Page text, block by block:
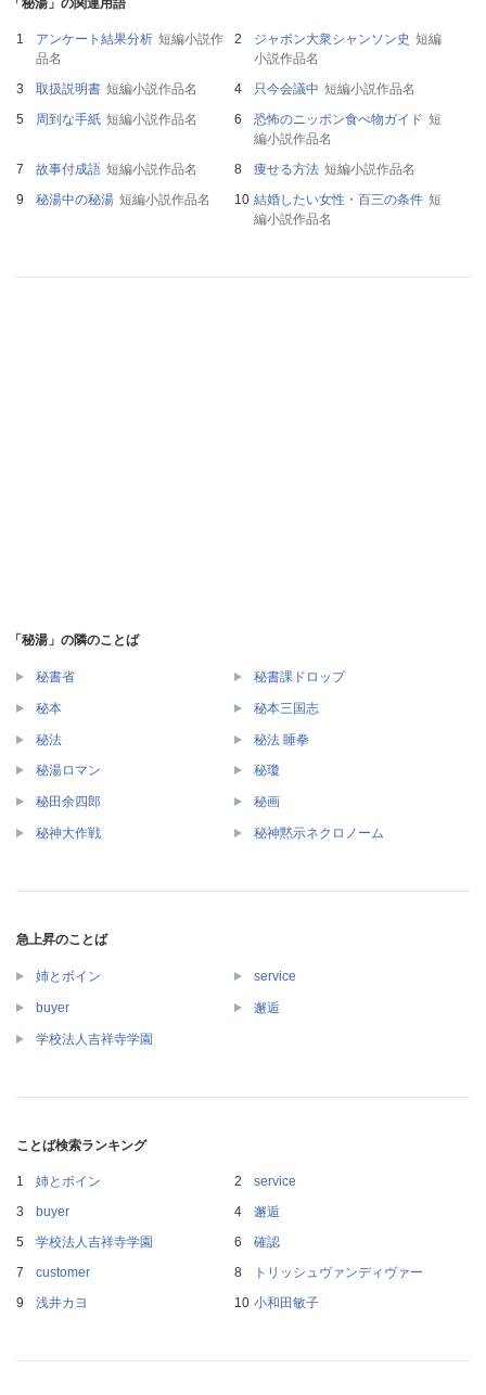
「秘湯」の関連用語
アンケート結果分析 短編小説作
品名
ジャポン大衆シャンソン史 短編
小説作品名
取扱説明書 短編小説作品名 只今会議中 短編小説作品名
周到な手紙 短編小説作品名 恐怖のニッポン食べ物ガイド 短
編小説作品名
故事付成語 短編小説作品名 痩せる方法 短編小説作品名
秘湯中の秘湯 短編小説作品名 結婚したい女性・百三の条件 短
編小説作品名
「秘湯」の隣のことば
秘書省 秘書課ドロップ
秘本 秘本三国志
秘法 秘法 睡拳
秘湯ロマン 秘瓊
秘田余四郎 秘画
秘神大作戦 秘神黙示ネクロノーム
急上昇のことば
姉とボイン service
buyer 邂逅
学校法人吉祥寺学園
ことば検索ランキング
姉とボイン
service
buyer
邂逅
学校法人吉祥寺学園
確認
customer
トリッシュヴァンディヴァー
浅井カヨ
小和田敏子